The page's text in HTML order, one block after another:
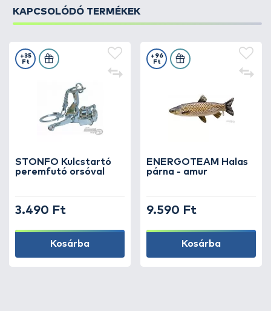
KAPCSOLÓDÓ TERMÉKEK
STONFO Kulcstartó
peremfutó orsóval
+35
Ft
3.490 Ft
Kosárba
ENERGOTEAM Halas
párna - amur
+96
Ft
9.590 Ft
Kosárba